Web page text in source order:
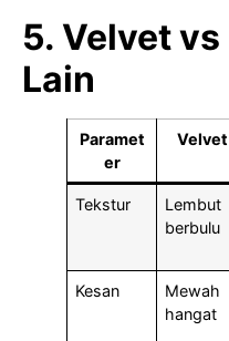
5. Velvet
Lain
Paramet
er
Velvet
Tekstur
Lembut
berbulu
Kesan
Mewah
hangat